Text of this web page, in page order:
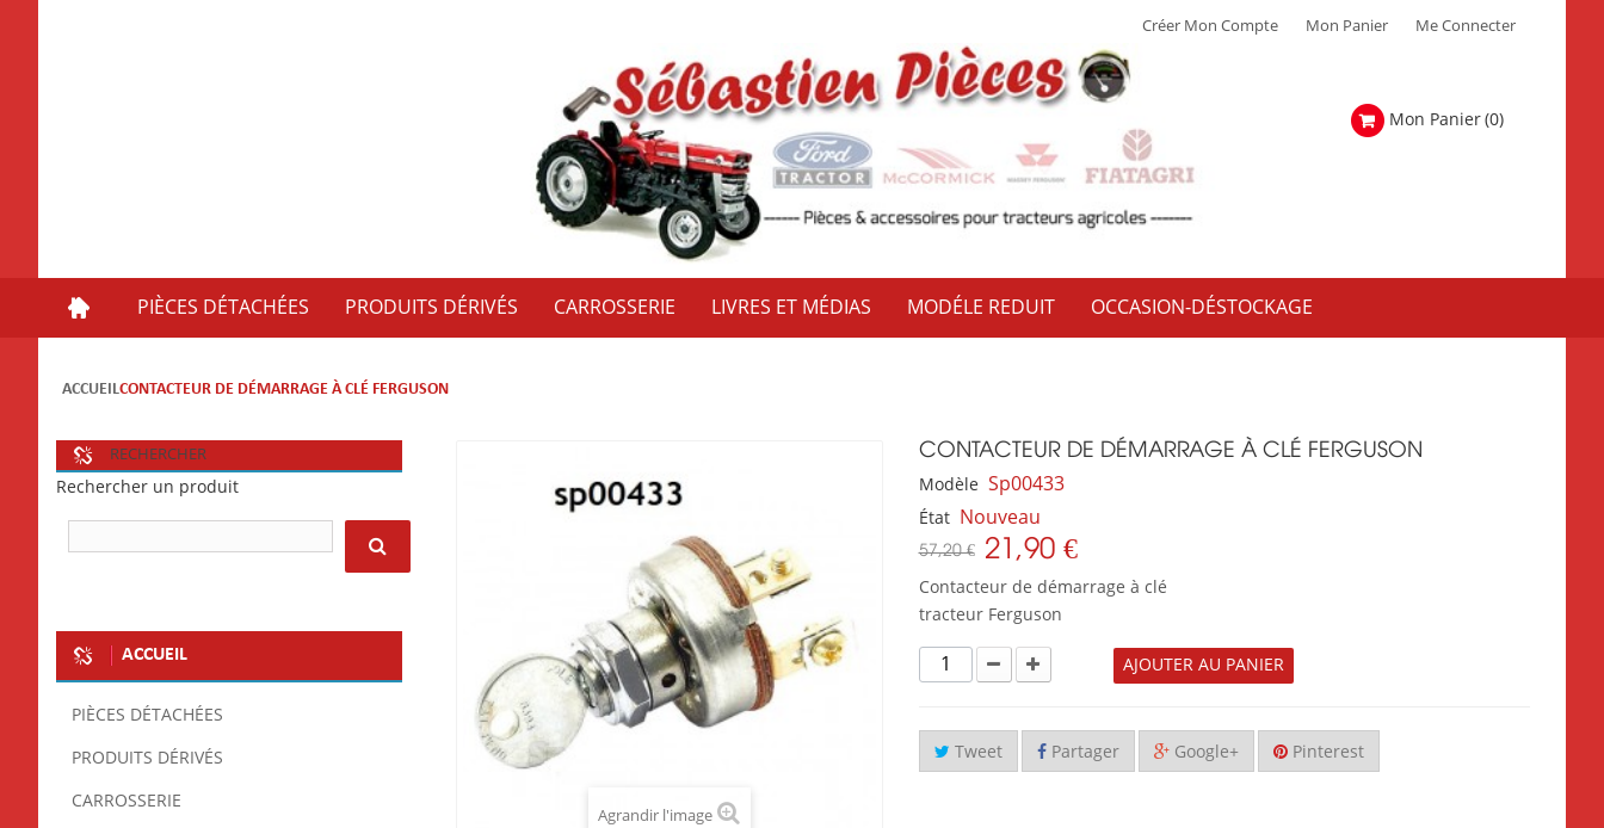
Créer Mon Compte Mon Panier Me Connecter
Mon Panier(0)
PIÈCES DÉTACHÉES PRODUITS DÉRIVÉS CARROSSERIE LIVRES ET MÉDIAS MODÉLE REDUIT OCCASION-DÉSTOCKAGE
ACCUEILCONTACTEUR DE DÉMARRAGE À CLÉ FERGUSON
RECHERCHER
Rechercher un produit
ACCUEIL
PIÈCES DÉTACHÉES
PRODUITS DÉRIVÉS
CARROSSERIE
Agrandir l'image
CONTACTEUR DE DÉMARRAGE À CLÉ FERGUSON
Modèle Sp00433
État Nouveau
57,20 € 21,90 €
Contacteur de démarrage à clé
tracteur Ferguson
AJOUTER AU PANIER
Tweet Partager Google+ Pinterest